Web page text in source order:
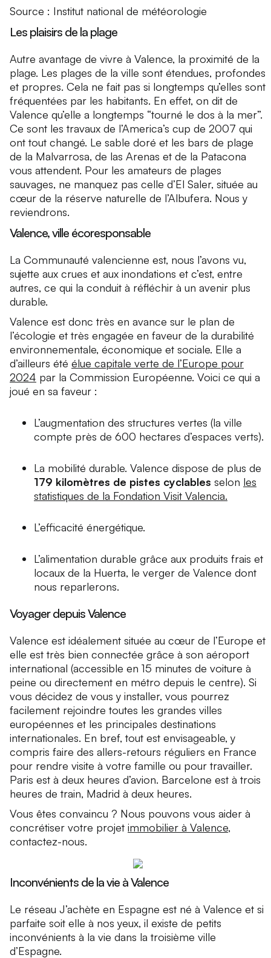
Source : Institut national de météorologie
Les plaisirs de la plage
Autre avantage de vivre à Valence, la proximité de la
plage. Les plages de la ville sont étendues, profondes
et propres. Cela ne fait pas si longtemps qu’elles sont
fréquentées par les habitants. En effet, on dit de
Valence qu’elle a longtemps “tourné le dos à la mer”.
Ce sont les travaux de l’America’s cup de 2007 qui
ont tout changé. Le sable doré et les bars de plage
de la Malvarrosa, de las Arenas et de la Patacona
vous attendent. Pour les amateurs de plages
sauvages, ne manquez pas celle d’El Saler, située au
cœur de la réserve naturelle de l’Albufera. Nous y
reviendrons.
Valence, ville écoresponsable
La Communauté valencienne est, nous l’avons vu,
sujette aux crues et aux inondations et c’est, entre
autres, ce qui la conduit à réfléchir à un avenir plus
durable.
Valence est donc très en avance sur le plan de
l’écologie et très engagée en faveur de la durabilité
environnementale, économique et sociale. Elle a
d’ailleurs été élue capitale verte de l’Europe pour
2024 par la Commission Européenne. Voici ce qui a
joué en sa faveur :
L’augmentation des structures vertes (la ville
compte près de 600 hectares d’espaces verts).
La mobilité durable. Valence dispose de plus de
179 kilomètres de pistes cyclables selon les
statistiques de la Fondation Visit Valencia.
L’efficacité énergétique.
L’alimentation durable grâce aux produits frais et
locaux de la Huerta, le verger de Valence dont
nous reparlerons.
Voyager depuis Valence
Valence est idéalement située au cœur de l’Europe et
elle est très bien connectée grâce à son aéroport
international (accessible en 15 minutes de voiture à
peine ou directement en métro depuis le centre). Si
vous décidez de vous y installer, vous pourrez
facilement rejoindre toutes les grandes villes
européennes et les principales destinations
internationales. En bref, tout est envisageable, y
compris faire des allers-retours réguliers en France
pour rendre visite à votre famille ou pour travailler.
Paris est à deux heures d’avion. Barcelone est à trois
heures de train, Madrid à deux heures.
Vous êtes convaincu ? Nous pouvons vous aider à
concrétiser votre projet immobilier à Valence,
contactez-nous.
Inconvénients de la vie à Valence
Le réseau J’achète en Espagne est né à Valence et si
parfaite soit elle à nos yeux, il existe de petits
inconvénients à la vie dans la troisième ville
d’Espagne.